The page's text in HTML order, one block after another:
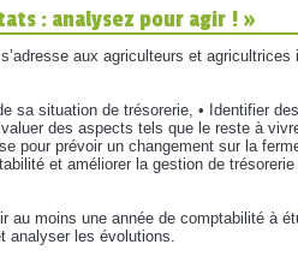
: analysez pour agir ! »
aux agriculteurs et
sa situation de trésorerie, • Identifier
des aspects tels que le reste à
pour prévoir un changement sur la
et améliorer la gestion de trésorerie
au moins une année de comptabilité à
analyser les évolutions.